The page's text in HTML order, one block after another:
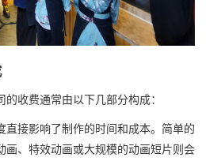
收费通常由以下几部分构成：
直接影响了制作的时间和成本。简单的
画、特效动画或大规模的动画短片则会